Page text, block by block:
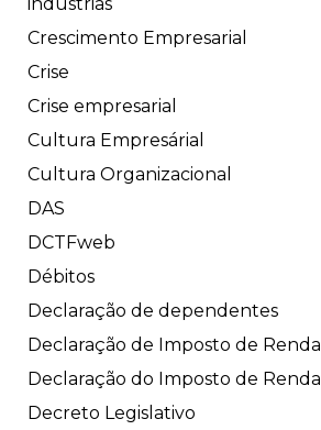
indústrias
Crescimento Empresarial
Crise
Crise empresarial
Cultura Empresárial
Cultura Organizacional
DAS
DCTFweb
Débitos
Declaração de dependentes
Declaração de Imposto de Renda
Declaração do Imposto de Renda
Decreto Legislativo